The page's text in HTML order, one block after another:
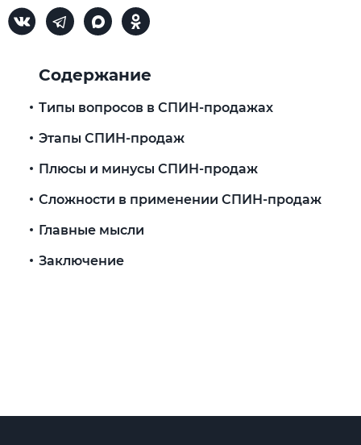
Содержание
Типы вопросов в СПИН-продажах
Этапы СПИН-продаж
Плюсы и минусы СПИН-продаж
Сложности в применении СПИН-продаж
Главные мысли
Заключение